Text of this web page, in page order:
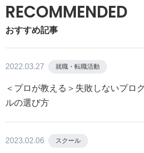
RECOMMENDED
おすすめ記事
2022.03.27 就職・転職活動
＜プロが教える＞失敗しないプロ
ルの選び方
2023.02.06 スクール